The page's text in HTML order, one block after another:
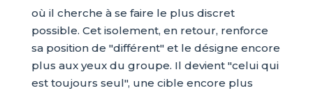
où il cherche à se faire le plus discret
possible. Cet isolement, en retour, renforce
sa position de "différent" et le désigne encore
plus aux yeux du groupe. Il devient "celui qui
est toujours seul", une cible encore plus